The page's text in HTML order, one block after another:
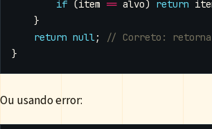
if (item == alvo) return
}
return null;
}
Ou usando error: